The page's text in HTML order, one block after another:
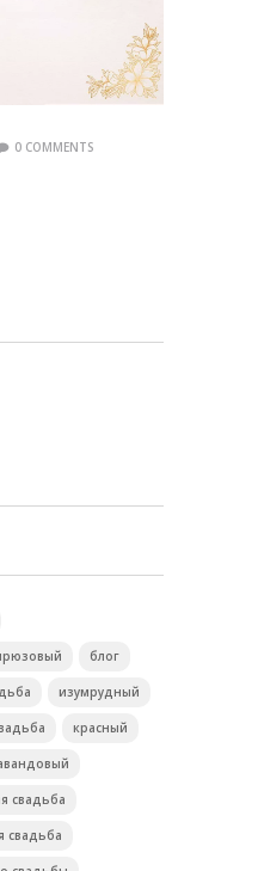
0COMMENTS
блог
изумрудный
красный
свадьба
свадьба